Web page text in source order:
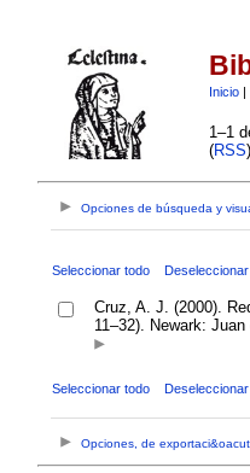
Inicio|
1–1
(RSS
Opciones de búsqueda y
Seleccionar todo
Cruz, A. J. (2000).
11–32). Newark: Juan
Seleccionar todo
Opciones, de